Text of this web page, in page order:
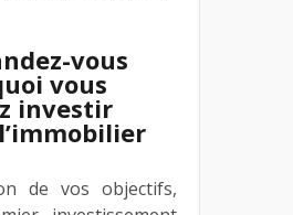
vous
vous
investir
de vos objectifs,